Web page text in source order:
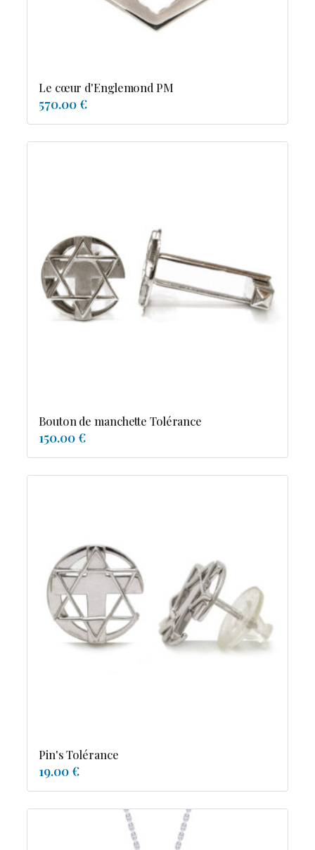
Le cœur d'Englemond PM
570.00 €
Bouton de manchette Tolérance
150.00 €
Pin's Tolérance
19.00 €